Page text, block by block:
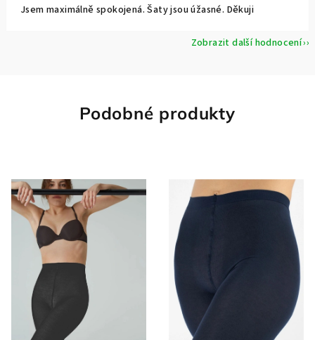
Jsem maximálně spokojená. Šaty jsou úžasné. Děkuji
Zobrazit další hodnocení
Podobné produkty